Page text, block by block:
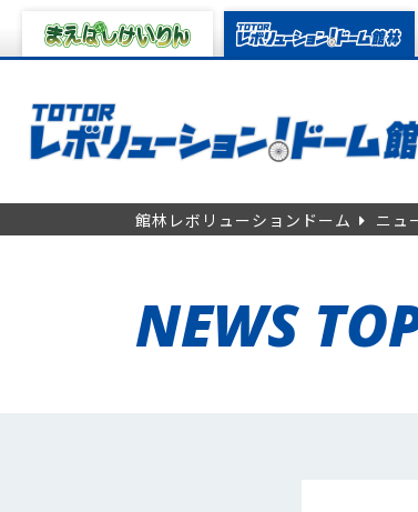
館林レボリューションドーム ニュ
NEWS